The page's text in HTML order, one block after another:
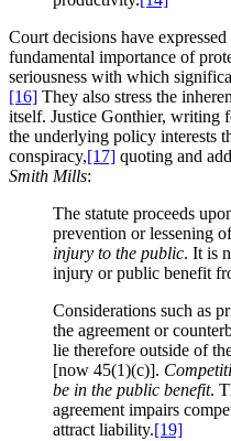
Court decisions have
fundamental importance of
seriousness with which
[16] They also stress the
itself. Justice Gonthier, writing
the underlying policy interests
conspiracy,[17] quoting and
Smith Mills:
The statute proceeds
prevention or lessening
injury to the public. It is
injury or public benefit
Considerations such as
the agreement or
lie therefore outside of
[now 45(1)(c)].
be in the public benefit.
agreement impairs
attract liability.[19]